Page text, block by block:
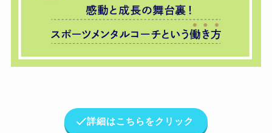
詳細はこちらをクリック